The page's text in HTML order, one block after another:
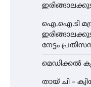
ഐ.ഐ.ടി
നേട്ടം
മെഡിക്കൽ
തായ് ചി –